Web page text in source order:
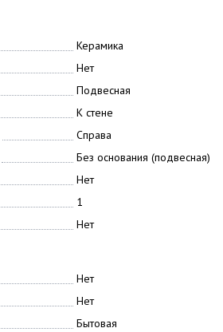
Керамика
Нет
Подвесная
К стене
Справа
Без основания (подвесная)
Нет
1
Нет
Нет
Нет
Бытовая